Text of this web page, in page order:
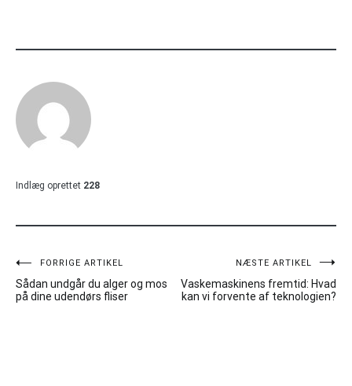
Indlæg oprettet 228
Indlægsnavigation
FORRIGE ARTIKEL
Sådan undgår du alger og mos
på dine udendørs fliser
NÆSTE ARTIKEL
Vaskemaskinens fremtid: Hvad
kan vi forvente af teknologien?